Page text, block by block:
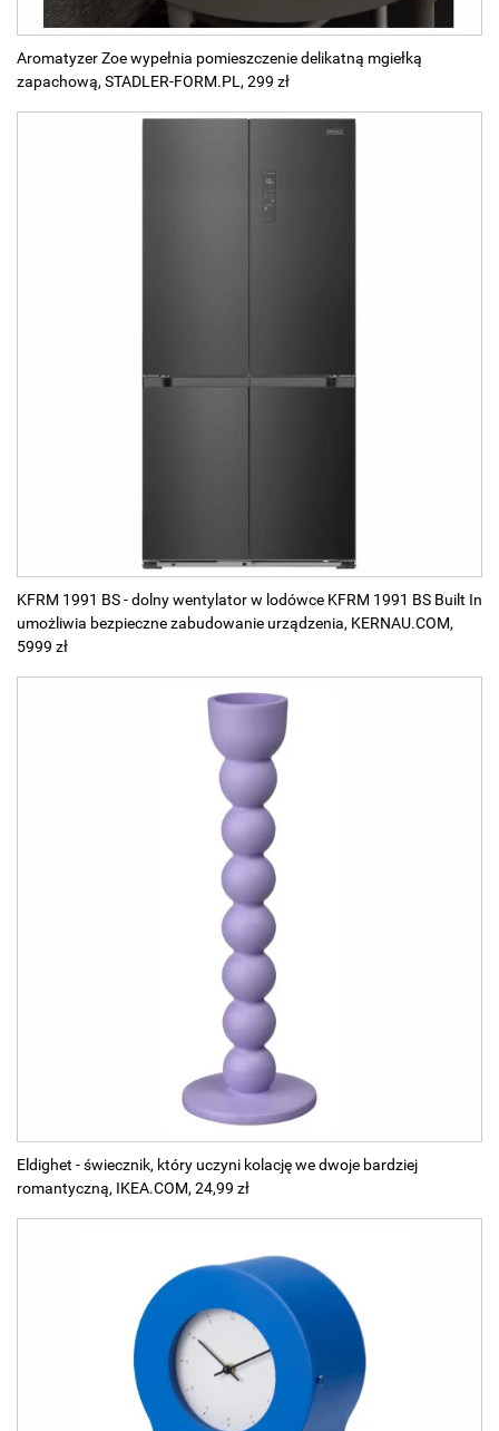
Aromatyzer Zoe wypełnia pomieszczenie delikatną mgiełką
zapachową, STADLER-FORM.PL, 299 zł
KFRM 1991 BS - dolny wentylator w lodówce KFRM 1991 BS Built In
umożliwia bezpieczne zabudowanie urządzenia, KERNAU.COM,
5999 zł
Eldighet - świecznik, który uczyni kolację we dwoje bardziej
romantyczną, IKEA.COM, 24,99 zł